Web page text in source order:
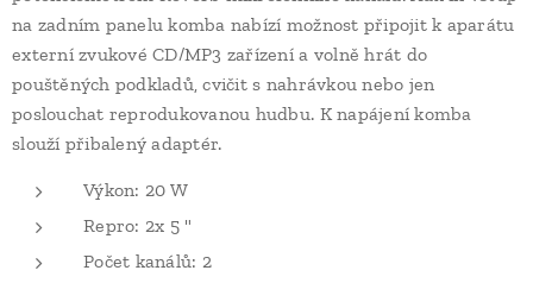
na zadním panelu komba nabízí možnost připojit k aparátu
externí zvukové CD/MP3 zařízení a volně hrát do
pouštěných podkladů, cvičit s nahrávkou nebo jen
poslouchat reprodukovanou hudbu. K napájení komba
slouží přibalený adaptér.
Výkon: 20 W
Repro: 2x 5 "
Počet kanálů: 2